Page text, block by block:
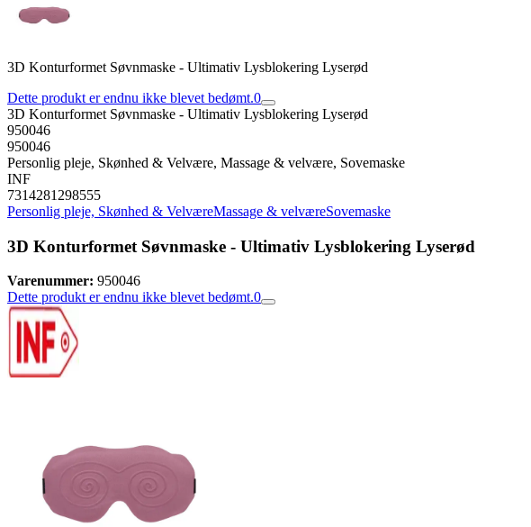
3D Konturformet Søvnmaske - Ultimativ Lysblokering Lyserød
Dette produkt er endnu ikke blevet bedømt.0
3D Konturformet Søvnmaske - Ultimativ Lysblokering Lyserød
950046
950046
Personlig pleje, Skønhed & Velvære, Massage & velvære, Sovemaske
INF
7314281298555
Personlig pleje, Skønhed & VelværeMassage & velværeSovemaske
3D Konturformet Søvnmaske - Ultimativ Lysblokering Lyserød
Varenummer: 950046
Dette produkt er endnu ikke blevet bedømt.0